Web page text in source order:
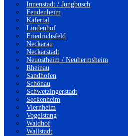
Innenstadt / Jungbusch
Feudenheim
Käfertal
Lindenhof
Friedrichsfeld
Neckarau
Neckarstadt
Neuostheim / Neuhermsheim
Rheinau
Sandhofen
Schönau
Schwetzingerstadt
Seckenheim
Viernheim
Vogelstang
Waldhof
Wallstadt